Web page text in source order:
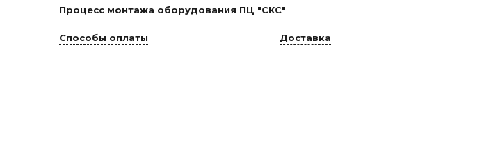
Процесс монтажа оборудования ПЦ "СКС"
Способы оплаты Доставка